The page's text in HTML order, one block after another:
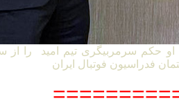
حکم سرمربیگری تیم امید را از